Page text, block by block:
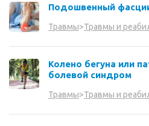
Подошвенный
Травмы>Травмы и
Колено бегуна или
болевой синдром
Травмы>Травмы и